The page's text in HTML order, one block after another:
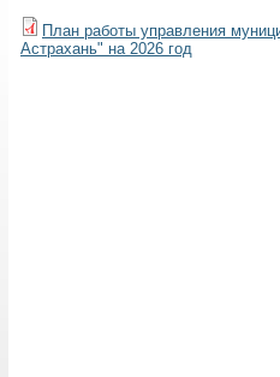
План работы управления
Астрахань" на 2026 год